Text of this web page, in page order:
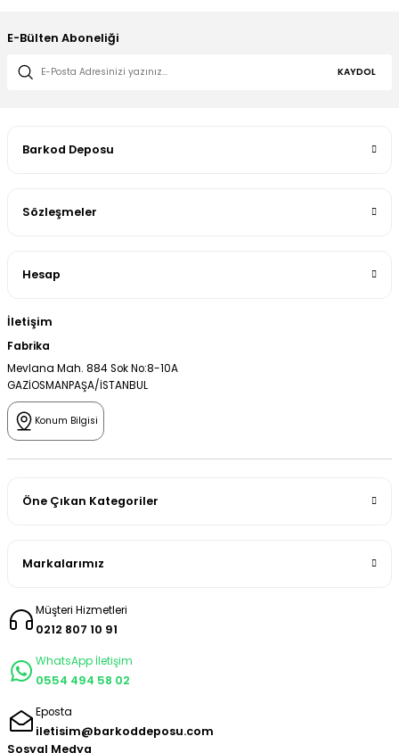
E-Bülten Aboneliği
KAYDOL
Barkod Deposu
Sözleşmeler
Hesap
İletişim
Fabrika
Mevlana Mah. 884 Sok No:8-10A
GAZİOSMANPAŞA/İSTANBUL
Konum Bilgisi
Öne Çıkan Kategoriler
Markalarımız
Müşteri Hizmetleri
0212 807 10 91
WhatsApp İletişim
0554 494 58 02
Eposta
iletisim@barkoddeposu.com
Sosyal Medya